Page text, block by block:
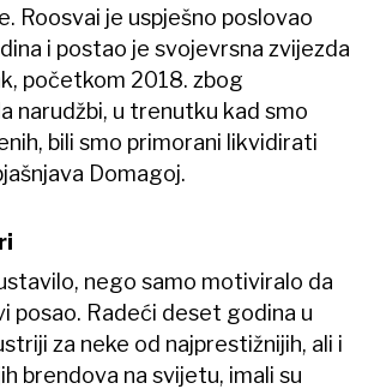
Roosvai je uspješno poslovao
i postao je svojevrsna zvijezda
početkom 2018. zbog
narudžbi, u trenutku kad smo
bili smo primorani likvidirati
Domagoj.
nego samo motiviralo da
posao. Radeći deset godina u
za neke od najprestižnijih, ali i
brendova na svijetu, imali su